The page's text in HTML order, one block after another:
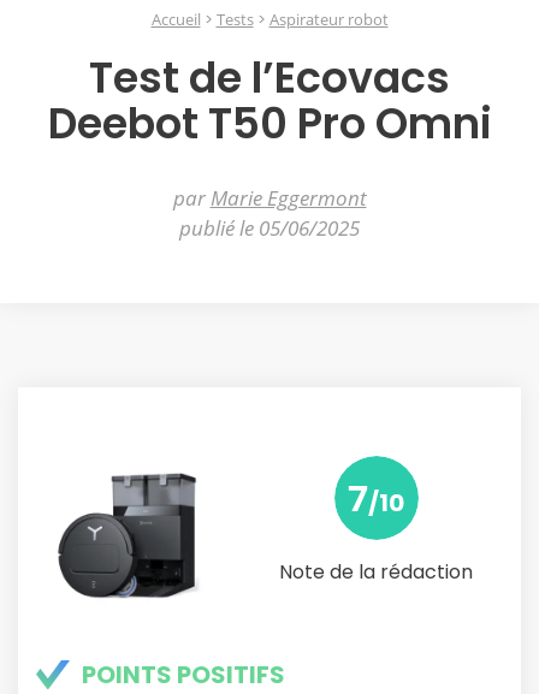
Accueil Tests Aspirateur robot
Test de l’Ecovacs
Deebot T50 Pro Omni
par Marie Eggermont
publié le 05/06/2025
7/10
Note de la rédaction
POINTS POSITIFS